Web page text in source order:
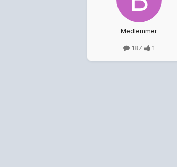
Medlemmer
187 1